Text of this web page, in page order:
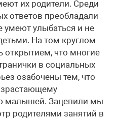
их родители. Среди
ответов преобладали
умеют улыбаться и не
На том круглом
открытием, что многие
в социальных
озабочены тем, что
малышей. Зацепили мы
родителями занятий в